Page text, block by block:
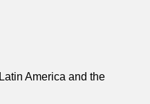
Latin America and the